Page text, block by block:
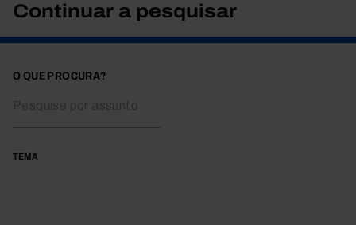
Continuar a pesquisar
O QUE PROCURA?
TEMA